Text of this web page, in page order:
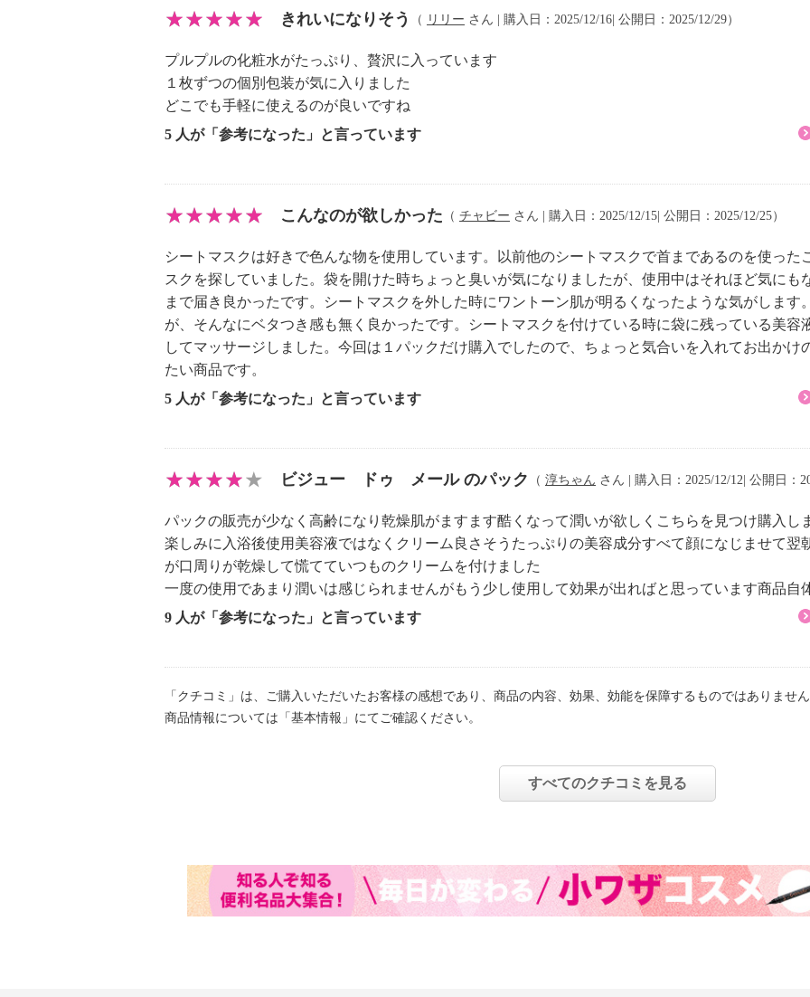
きれいになりそう （ リリー さん | 購入日：2025/12/16| 公開日：2025/12/29）
プルプルの化粧水がたっぷり、贅沢に入っています
１枚ずつの個別包装が気に入りました
どこでも手軽に使えるのが良いですね
5 人が「参考になった」と言っています
こんなのが欲しかった （ チャビー さん | 購入日：2025/12/15| 公開日：2025/12/25）
シートマスクは好きで色んな物を使用しています。以前他のシートマスクで首まであるのを使った
スクを探していました。袋を開けた時ちょっと臭いが気になりましたが、使用中はそれほど気にも
まで届き良かったです。シートマスクを外した時にワントーン肌が明るくなったような気がします
が、そんなにベタつき感も無く良かったです。シートマスクを付けている時に袋に残っている美容
してマッサージしました。今回は１パックだけ購入でしたので、ちょっと気合いを入れてお出かけ
たい商品です。
5 人が「参考になった」と言っています
ビジュー ドゥ メール のパック （ 淳ちゃん さん | 購入日：2025/12/12| 公開日：
パックの販売が少なく高齢になり乾燥肌がますます酷くなって潤いが欲しくこちらを見つけ購入し
楽しみに入浴後使用美容液ではなくクリーム良さそうたっぷりの美容成分すべて顔になじませて翌
が口周りが乾燥して慌てていつものクリームを付けました
一度の使用であまり潤いは感じられませんがもう少し使用して効果が出ればと思っています商品自
9 人が「参考になった」と言っています
「クチコミ」は、ご購入いただいたお客様の感想であり、商品の内容、効果、効能を保障するものではありません
商品情報については「基本情報」にてご確認ください。
すべてのクチコミを見る